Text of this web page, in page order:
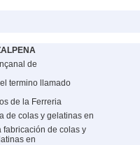
de
termino llamado
de la Ferreria
de colas y gelatinas en
fabricación de colas y
en